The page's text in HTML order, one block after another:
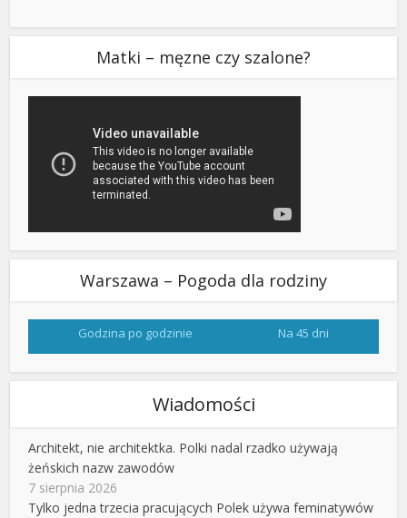
Matki – męzne czy szalone?
Warszawa – Pogoda dla rodziny
Godzina po godzinie Na 45 dni
Wiadomości
Architekt, nie architektka. Polki nadal rzadko używają
żeńskich nazw zawodów
7 sierpnia 2026
Tylko jedna trzecia pracujących Polek używa feminatywów